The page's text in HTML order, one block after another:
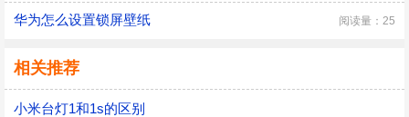
华为怎么设置锁屏壁纸 阅读量：25
相关推荐
小米台灯1和1s的区别